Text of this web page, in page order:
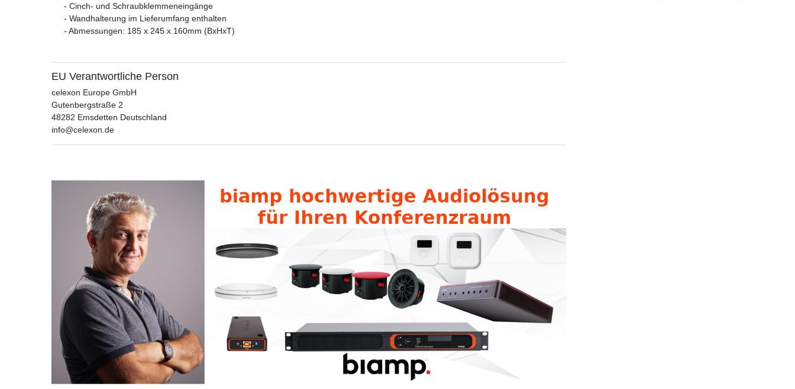
- Cinch- und Schraubklemmeneingänge
- Wandhalterung im Lieferumfang enthalten
- Abmessungen: 185 x 245 x 160mm (BxHxT)
EU Verantwortliche Person
celexon Europe GmbH
Gutenbergstraße 2
48282 Emsdetten Deutschland
info@celexon.de